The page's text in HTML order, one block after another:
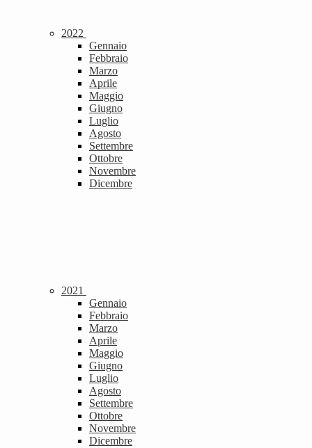
2022
Gennaio
Febbraio
Marzo
Aprile
Maggio
Giugno
Luglio
Agosto
Settembre
Ottobre
Novembre
Dicembre
2021
Gennaio
Febbraio
Marzo
Aprile
Maggio
Giugno
Luglio
Agosto
Settembre
Ottobre
Novembre
Dicembre